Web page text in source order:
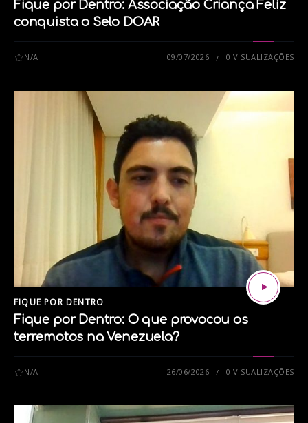
Siga nossas redes sociais:
PREMATUROS
RECÉM-NASCIDOS
Fique por Dentro: Associação Criança Feliz
conquista o Selo DOAR
N/A 09/07/2026 0 VISUALIZAÇÕES
FIQUE POR DENTRO
Fique por Dentro: O que provocou os
terremotos na Venezuela?
N/A 26/06/2026 0 VISUALIZAÇÕES